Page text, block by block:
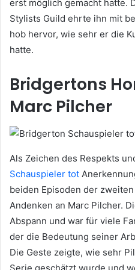
erst möglich gemacht hatte.
Stylists Guild ehrte ihn mit
hob hervor, wie sehr er die
hatte.
Bridgertons
Marc Pilcher
Als Zeichen des Respekts
Schauspieler tot
beiden Episoden der
Andenken an Marc Pilcher.
Abspann und war für viele
der die Bedeutung seiner
Die Geste zeigte, wie sehr